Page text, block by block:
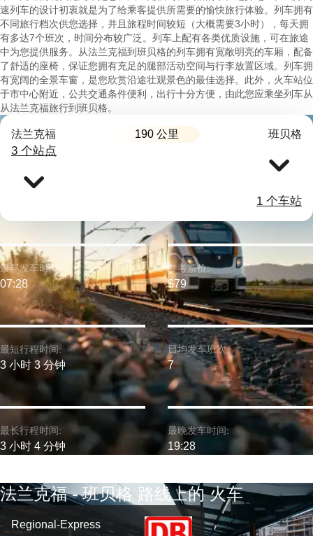
速列车的设计初衷就是为了给乘客提供所需要的愉快旅行体验。列车拥有
不同旅行档次供您选择，并且旅程时间较短（大概需要3小时），每天拥
有多达7个班次，时间分布较广泛。列车上配有各类优质设施，可在旅途
中为您提供服务。从法兰克福到班贝格的列车拥有宽敞明亮的车厢，配备
了舒适的座椅，保证您拥有充足的腿部活动空间与行李放置区域。列车拥
有宽阔的全景车窗，是您欣赏沿途壮观景色的最佳选择。此外，火车站位
于市中心附近，公共交通条件便利，出行十分方便，由此您应乘坐列车从
从法兰克福旅行到班贝格。
法兰克福 190 公里 班贝格
3 个站点
1 个车站
最短行程时间:
3 小时 3 分钟
最早发车时间:
07:28
最长行程时间:
3 小时 4 分钟
参考票价:
$79
日均发车班次:
7
最晚发车时间:
19:28
法兰克福 - 班贝格 路线上的 火车
Regional-Express